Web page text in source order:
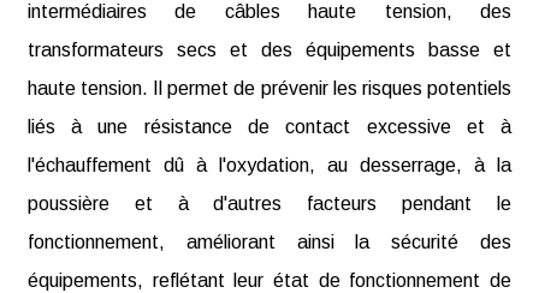
intermédiaires de câbles haute tension, des
transformateurs secs et des équipements basse et
haute tension. Il permet de prévenir les risques potentiels
liés à une résistance de contact excessive et à
l'échauffement dû à l'oxydation, au desserrage, à la
poussière et à d'autres facteurs pendant le
fonctionnement, améliorant ainsi la sécurité des
équipements, reflétant leur état de fonctionnement de